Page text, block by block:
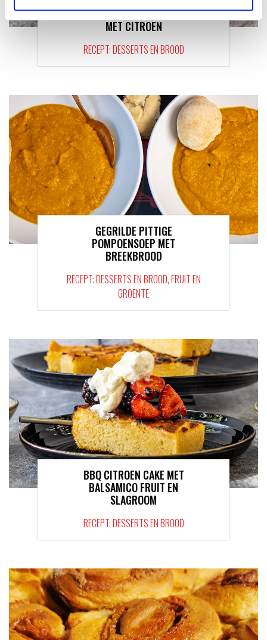
PERZIKEN UPSIDE DOWN CAKE
MET CITROEN
RECEPT: DESSERTS EN BROOD
GEGRILDE PITTIGE
POMPOENSOEP MET
BREEKBROOD
RECEPT: DESSERTS EN BROOD, FRUIT EN
GROENTE
BBQ CITROEN CAKE MET
BALSAMICO FRUIT EN
SLAGROOM
RECEPT: DESSERTS EN BROOD